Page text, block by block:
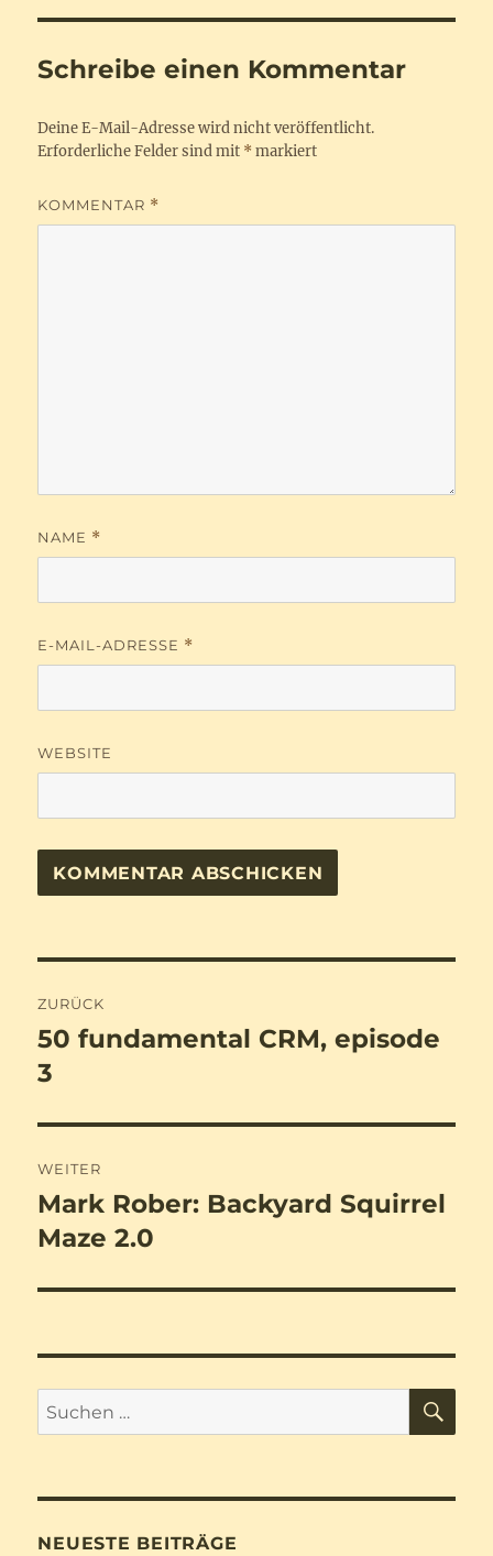
Schreibe einen Kommentar
Deine E-Mail-Adresse wird nicht veröffentlicht.
Erforderliche Felder sind mit * markiert
KOMMENTAR *
NAME *
E-MAIL-ADRESSE *
WEBSITE
ZURÜCK
Vorheriger
Beitrag:
50 fundamental CRM, episode
3
WEITER
Nächster
Beitrag:
Mark Rober: Backyard Squirrel
Maze 2.0
Suchen
nach:
NEUESTE BEITRÄGE